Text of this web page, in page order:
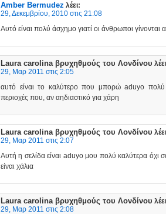
Amber Bermudez λέει:
29, Δεκεμβρίου, 2010 στις 21:08
Αυτό είναι πολύ άσχημο γιατί οι άνθρωποι γίνονται
Laura carolina βρυχηθμούς του Λονδίνου
29, Μαρ 2011 στις 2:05
αυτό είναι το καλύτερο που μπορώ aduyo πολύ
περιοχές που, αν αηδιαστικό για χάρη
Laura carolina βρυχηθμούς του Λονδίνου
29, Μαρ 2011 στις 2:07
Αυτή η σελίδα είναι aduyo μου πολύ καλύτερα όχι
είναι χάλια
Laura carolina βρυχηθμούς του Λονδίνου
29, Μαρ 2011 στις 2:08